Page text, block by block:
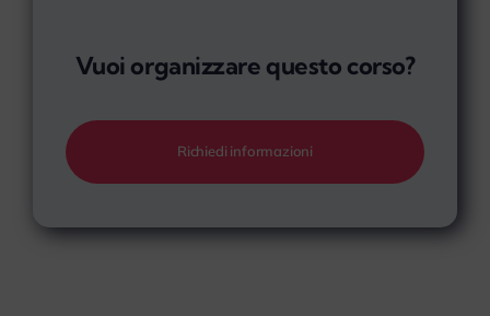
Vuoi organizzare questo corso?
Richiedi informazioni